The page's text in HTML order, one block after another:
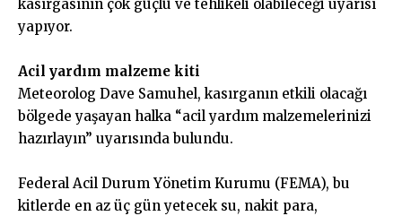
kasırgasının çok güçlü ve tehlikeli olabileceği uyarısı
yapıyor.
Acil yardım malzeme kiti
Meteorolog Dave Samuhel, kasırganın etkili olacağı
bölgede yaşayan halka “acil yardım malzemelerinizi
hazırlayın” uyarısında bulundu.
Federal Acil Durum Yönetim Kurumu (FEMA), bu
kitlerde en az üç gün yetecek su, nakit para,